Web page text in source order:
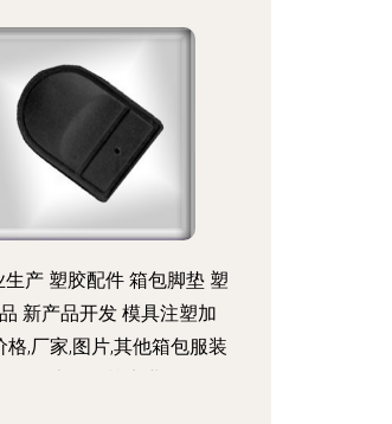
生产 塑胶配件 箱包脚垫 塑
新产品开发 模具注塑加
格,厂家,图片,其他箱包服装